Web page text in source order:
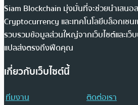
Siam Blockchain มุ่งมั่นที่จะช่วยนำเสนอ
Cryptocurrency และเทคโนโลยีบล็อกเชน
รวบรวมข้อมูลส่วนใหญ่จากเว็บไซต์และเว็
แปลส่งตรงถึงฟีดคุณ
เกี่ยวกับเว็บไซต์นี้
ทีมงาน
ติดต่อเรา